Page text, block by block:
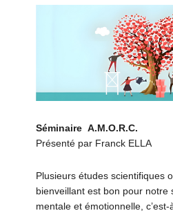
Séminaire A.M.O.R.C.
Présenté par Franck ELLA
Plusieurs études scientifiques
bienveillant est bon pour notre
mentale et émotionnelle,